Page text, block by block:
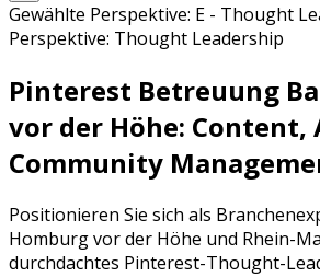
Gewählte Perspektive: E - Thought
Perspektive: Thought Leadership
Pinterest Betreuung
vor der Höhe: Content,
Community
Positionieren Sie sich als
Homburg vor der Höhe und Rhein-
durchdachtes Pinterest-Thought-